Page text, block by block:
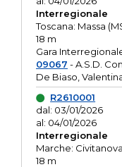
Interregionale
Toscana: Massa
18 m
Gara
09067 - A.S.D.
De Biaso,
R2610001
dal: 03/01/2026
al: 04/01/2026
Interregionale
Marche:
18 m